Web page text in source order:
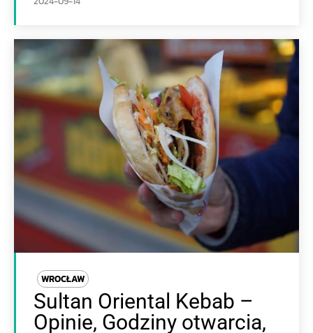
WROCŁAW
Sultan Oriental Kebab –
Opinie, Godziny otwarcia,